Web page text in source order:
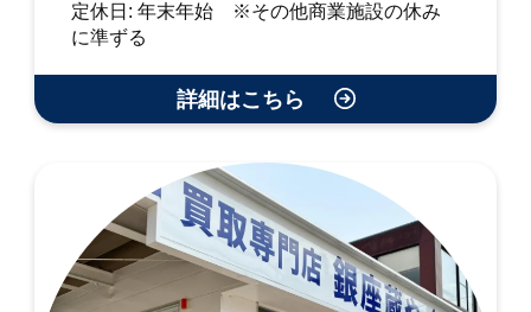
定休日: 年末年始 ※その他商業施設の休み
に準ずる
詳細はこちら